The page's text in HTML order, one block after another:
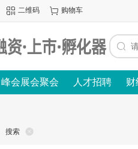
二维码 购物车
峰会展会聚会 人才招聘 财
搜索